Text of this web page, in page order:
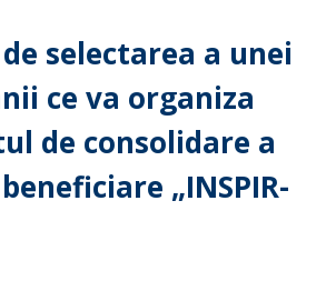
selectarea a unei
ce va organiza
de consolidare a
„INSPIR-